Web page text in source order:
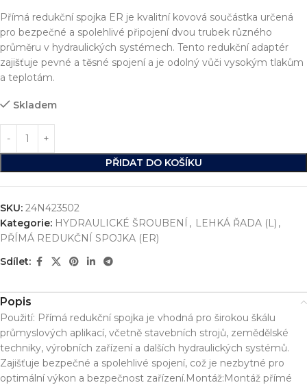
Přímá redukční spojka ER je kvalitní kovová součástka určená
pro bezpečné a spolehlivé připojení dvou trubek různého
průměru v hydraulických systémech. Tento redukční adaptér
zajišťuje pevné a těsné spojení a je odolný vůči vysokým tlakům
a teplotám.
Skladem
PŘIDAT DO KOŠÍKU
SKU: 24N423502
Kategorie: HYDRAULICKÉ ŠROUBENÍ , LEHKÁ ŘADA (L) ,
PŘÍMÁ REDUKČNÍ SPOJKA (ER)
Sdílet:
Popis
Použití: Přímá redukční spojka je vhodná pro širokou škálu
průmyslových aplikací, včetně stavebních strojů, zemědělské
techniky, výrobních zařízení a dalších hydraulických systémů.
Zajišťuje bezpečné a spolehlivé spojení, což je nezbytné pro
optimální výkon a bezpečnost zařízení.Montáž:Montáž přímé